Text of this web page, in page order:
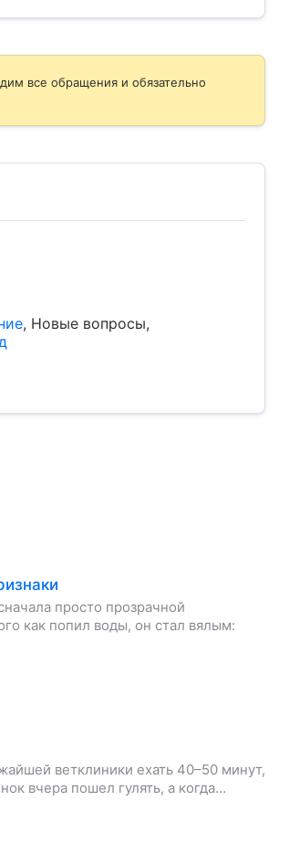
все обращения и обязательно
, Новые вопросы,
просто прозрачной
как попил воды, он стал вялым:
ветклиники ехать 40–50 минут,
вчера пошел гулять, а когда…